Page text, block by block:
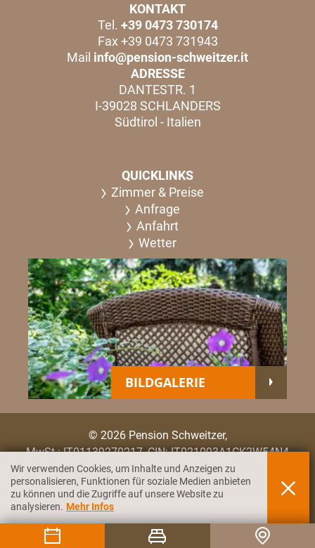
KONTAKT
Tel. +39 0473 730174
Fax +39 0473 731943
Mail info@pension-schweitzer.it
ADRESSE
DANTESTR. 1
I-39028 SCHLANDERS
Südtirol - Italien
QUICKLINKS
Zimmer & Preise
Anfrage
Anfahrt
Wetter
BILDGALERIE
© 2026 Pension Schweitzer,
MwSt.: IT01139270217,CIN: IT021093A1CK2W54N4
IMPRESSUM
PRIVACY & COOKIES
produced by
Wir verwenden Cookies, um Inhalte und Anzeigen zu
personalisieren, Funktionen für soziale Medien anbieten
zu können und die Zugriffe auf unsere Website zu
analysieren. Mehr Infos